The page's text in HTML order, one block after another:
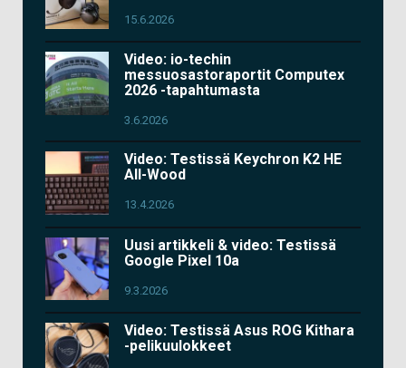
15.6.2026
Video: io-techin
messuosastoraportit Computex
2026 -tapahtumasta
3.6.2026
Video: Testissä Keychron K2 HE
All-Wood
13.4.2026
Uusi artikkeli & video: Testissä
Google Pixel 10a
9.3.2026
Video: Testissä Asus ROG Kithara
-pelikuulokkeet